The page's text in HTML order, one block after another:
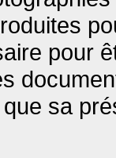
pour
sa